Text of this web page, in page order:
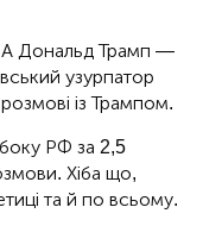
Дональд Трамп —
узурпатор
із Трампом.
боку РФ за 2,5
Хіба що,
та й по всьому.